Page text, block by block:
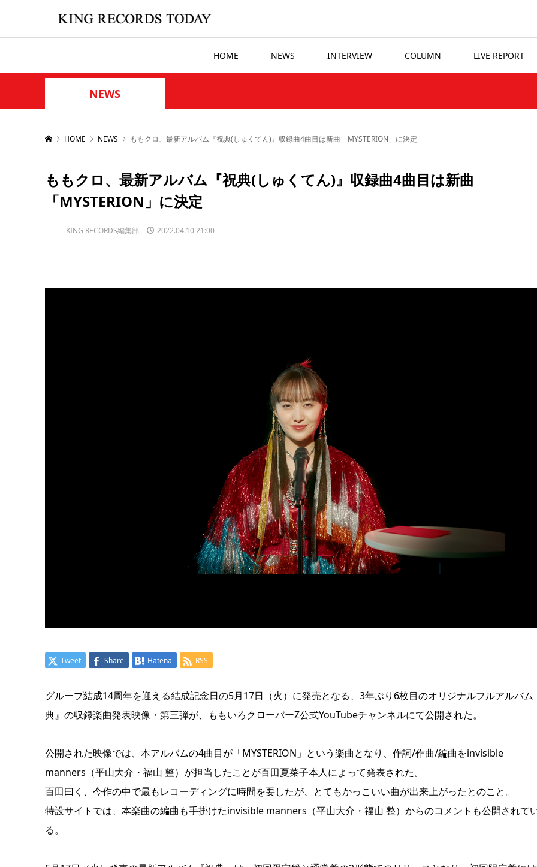
HOME NEWS INTERVIEW COLUMN LIVE REPORT
NEWS
HOME NEWS ももクロ、最新アルバム『祝典(しゅくてん)』収録曲4曲目は新曲「MYSTERION」に決定
ももクロ、最新アルバム『祝典(しゅくてん)』収録曲4曲目は新曲
「MYSTERION」に決定
KING RECORDS編集部 2022.04.10 21:00
Tweet Share Hatena RSS
グループ結成14周年を迎える結成記念日の5月17日（火）に発売となる、3年ぶり6枚目のオリジナルフルアルバム
典』の収録楽曲発表映像・第三弾が、ももいろクローバーZ公式YouTubeチャンネルにて公開された。
公開された映像では、本アルバムの4曲目が「MYSTERION」という楽曲となり、作詞/作曲/編曲をinvisible
manners（平山大介・福山 整）が担当したことが百田夏菜子本人によって発表された。
百田曰く、今作の中で最もレコーディングに時間を要したが、とてもかっこいい曲が出来上がったとのこと。
特設サイトでは、本楽曲の編曲も手掛けたinvisible manners（平山大介・福山 整）からのコメントも公開されて
る。